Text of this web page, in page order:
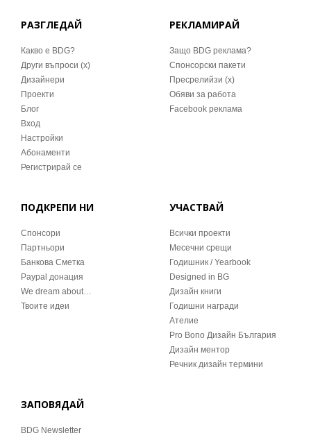
РАЗГЛЕДАЙ
Какво е BDG?
Други въпроси (x)
Дизайнери
Проекти
Блог
Вход
Настройки
Абонаменти
Регистрирай се
РЕКЛАМИРАЙ
Защо BDG реклама?
Спонсорски пакети
Пресрелийзи (x)
Обяви за работа
Facebook реклама
ПОДКРЕПИ НИ
Спонсори
Партньори
Банкова Сметка
Paypal донация
We dream about…
Твоите идеи
УЧАСТВАЙ
Всички проекти
Месечни срещи
Годишник / Yearbook
Designed in BG
Дизайн книги
Годишни награди
Ателие
Pro Bono Дизайн България
Дизайн ментор
Речник дизайн термини
ЗАПОВЯДАЙ
BDG Newsletter